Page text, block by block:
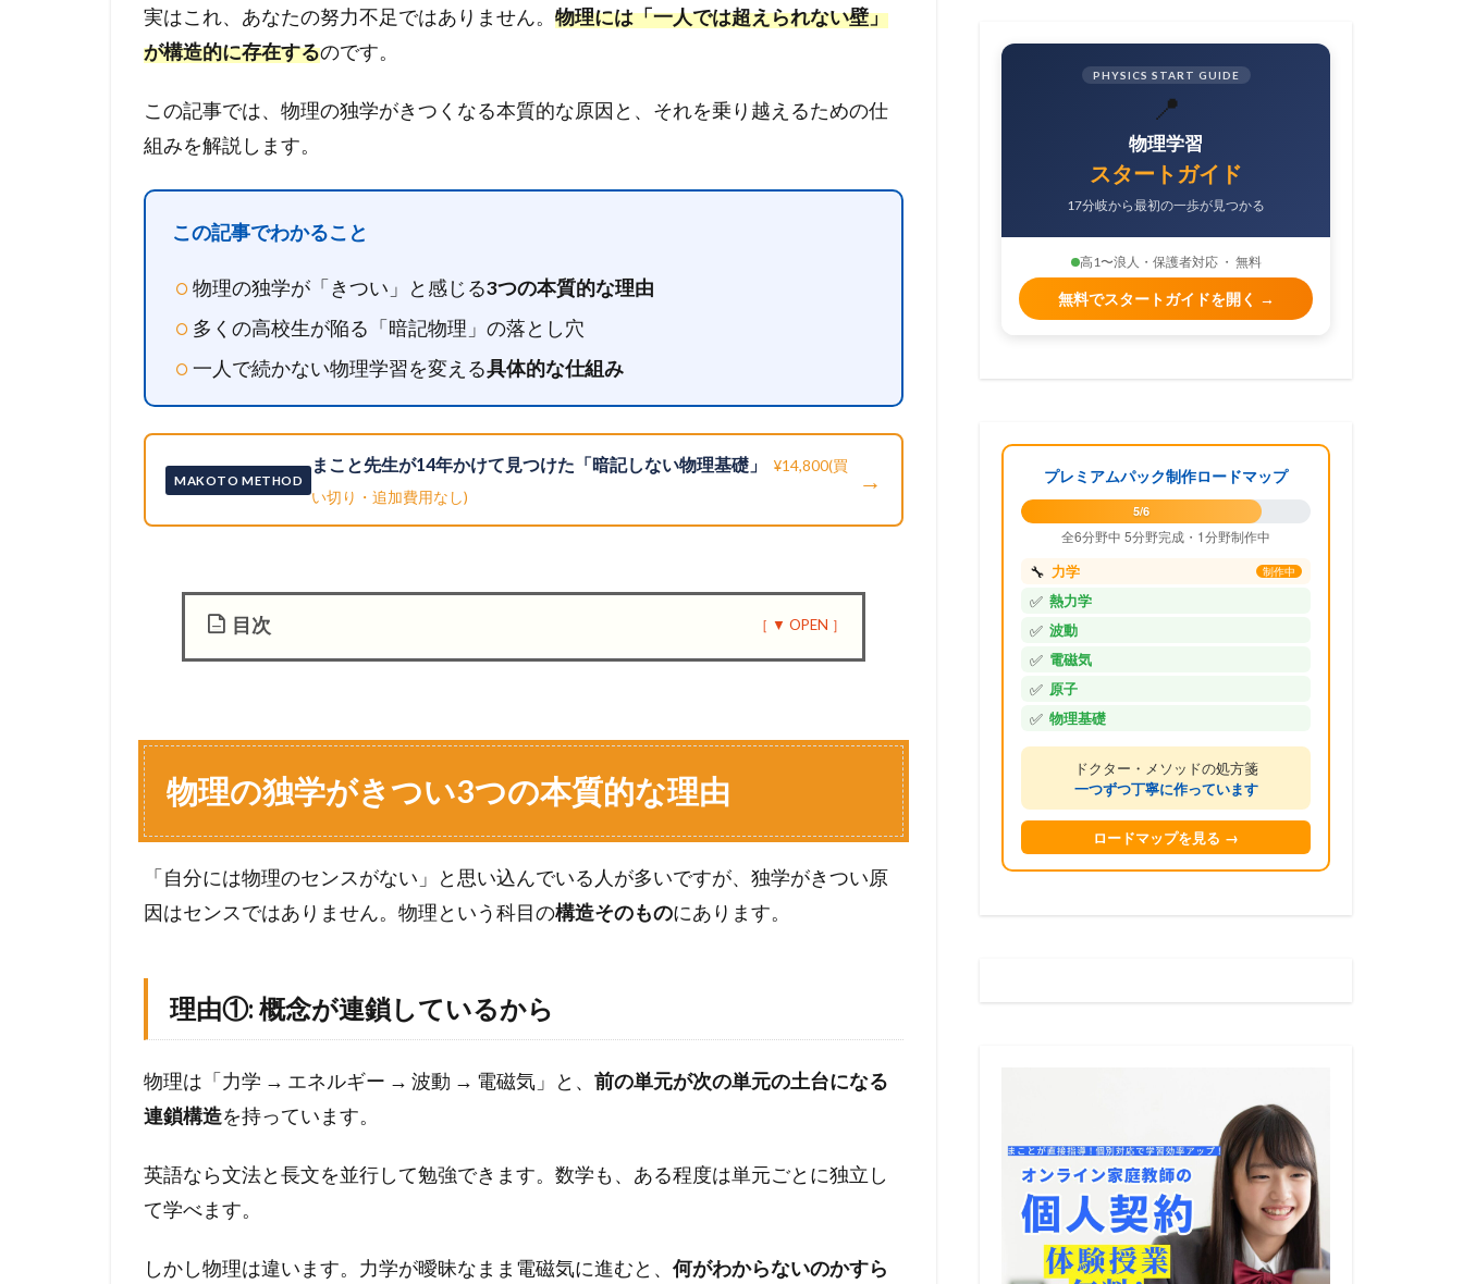
実はこれ、あなたの努力不足ではありません。 物理には「一人では超えられない壁」
が構造的に存在するのです。
この記事では、物理の独学がきつくなる本質的な原因と、それを乗り越えるための仕
組みを解説します。
この記事でわかること
物理の独学が「きつい」と感じる3つの本質的な理由
多くの高校生が陥る「暗記物理」の落とし穴
一人で続かない物理学習を変える具体的な仕組み
MAKOTO METHOD
まこと先生が14年かけて見つけた「暗記しない物理基礎」
¥14,800(買
い切り・追加費用なし)
→
目次
独
学
が
つ
い
本
な
理
由
1.1
:
物理の独学がきつい3つの本質的な理由
「自分には物理のセンスがない」と思い込んでいる人が多いですが、独学がきつい原
因はセンスではありません。物理という科目の構造そのものにあります。
理由①: 概念が連鎖しているから
物理は「力学 → エネルギー → 波動 → 電磁気」と、 前の単元が次の単元の土台になる
連鎖構造を持っています。
英語なら文法と長文を並行して勉強できます。数学も、ある程度は単元ごとに独立し
て学べます。
しかし物理は違います。力学が曖昧なまま電磁気に進むと、 何がわからないのかすら
PHYSICS START GUIDE
📍
物理学習
スタートガイド
17分岐から最初の一歩が見つかる
高1〜浪人・保護者対応 ・ 無料
無料でスタートガイドを開く →
プレミアムパック制作ロードマップ
5/6
全6分野中 5分野完成・1分野制作中
🔧 力学 制作中
✅ 熱力学
✅ 波動
✅ 電磁気
✅ 原子
✅ 物理基礎
ドクター・メソッドの処方箋
一つずつ丁寧に作っています
ロードマップを見る →